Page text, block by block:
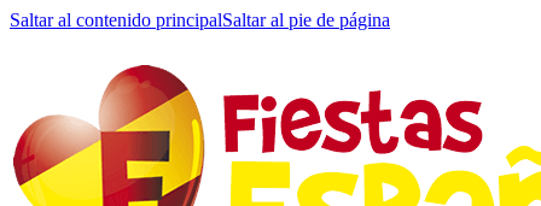
Saltar al contenido principalSaltar al pie de página